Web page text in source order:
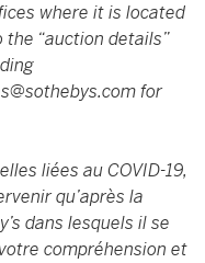
where it is located
“auction details”
for
liées au COVID-19,
qu’après la
dans lesquels il se
compréhension et